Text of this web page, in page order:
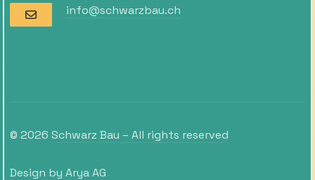
info@schwarzbau.ch
© 2026 Schwarz Bau – All rights reserved
Design by Arya AG